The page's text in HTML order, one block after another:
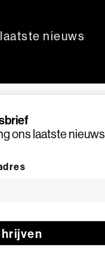
ons laatste nieuws
nieuws